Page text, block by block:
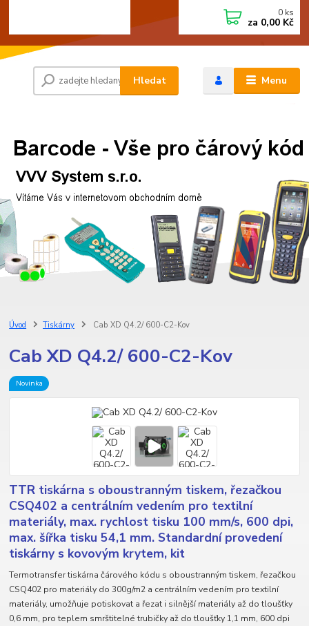
Menu
Hledat
0 ks
za 0,00 Kč
Úvod Tiskárny Cab XD Q4.2/ 600-C2-Kov
Cab XD Q4.2/ 600-C2-Kov
Novinka
TTR tiskárna s oboustranným tiskem, řezačkou
CSQ402 a centrálním vedením pro textilní
materiály, max. rychlost tisku 100 mm/s, 600 dpi,
max. šířka tisku 54,1 mm. Standardní provedení
tiskárny s kovovým krytem, kit
Termotransfer tiskárna čárového kódu s oboustranným tiskem, řezačkou
CSQ402 pro materiály do 300g/m2 a centrálním vedením pro textilní
materiály, umožňuje potiskovat a řezat i silnější materiály až do tloušťky
0,6 mm, pro teplem smrštitelné trubičky až do tloušťky 1,1 mm, 600 dpi